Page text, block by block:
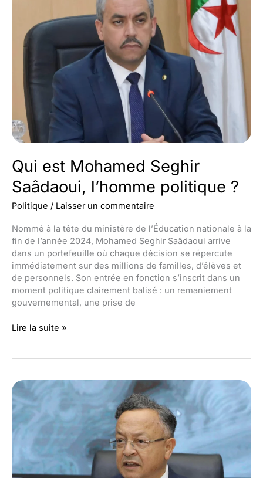
Qui est Mohamed Seghir
Saâdaoui, l’homme politique ?
Politique / Laisser un commentaire
Nommé à la tête du ministère de l’Éducation nationale à la
fin de l’année 2024, Mohamed Seghir Saâdaoui arrive
dans un portefeuille où chaque décision se répercute
immédiatement sur des millions de familles, d’élèves et
de personnels. Son entrée en fonction s’inscrit dans un
moment politique clairement balisé : un remaniement
gouvernemental, une prise de
Qui
l’homme
politique
?
Lire la suite »